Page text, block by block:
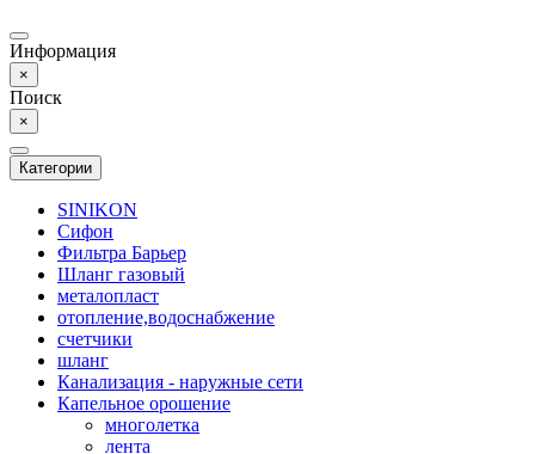
Информация
×
Поиск
×
Категории
SINIKON
Сифон
Фильтра Барьер
Шланг газовый
металопласт
отопление,водоснабжение
счетчики
шланг
Канализация - наружные сети
Капельное орошение
многолетка
лента